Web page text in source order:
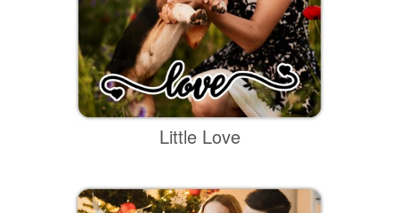
Little Love